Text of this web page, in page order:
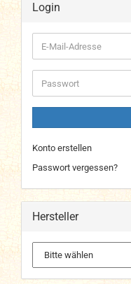
Login
E-
Mail-
Adresse
Passwort
Konto erstellen
Passwort vergessen?
Hersteller